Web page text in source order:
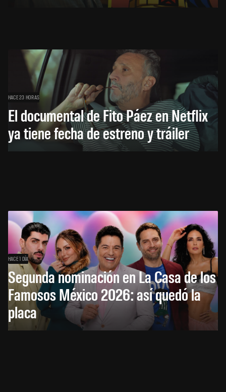
HACE 23 HORAS
El documental de Fito Páez en Netflix
ya tiene fecha de estreno y tráiler
HACE 1 DÍA
Segunda nominación en La Casa de los
Famosos México 2026: así quedó la
placa